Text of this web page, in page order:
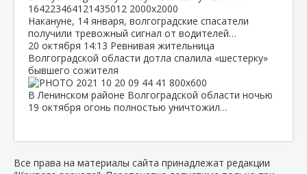
Накануне, 14 января, волгоградские спасатели
получили тревожный сигнал от водителей…
20 октября 14:13 Ревнивая жительница
Волгоградской области дотла спалила «шестерку»
бывшего сожителя
В Ленинском районе Волгоградской области ночью
19 октября огонь полностью уничтожил…
Все права на материалы сайта принадлежат редакции